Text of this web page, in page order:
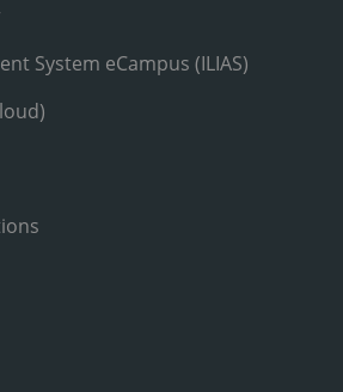
System eCampus (ILIAS)